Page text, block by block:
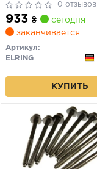
0 отзывов
933 ₴
сегодня
заканчивается
Артикул:
ELRING
КУПИТЬ